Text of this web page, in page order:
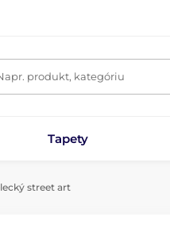
produkt, kategóriu
Tapety
street art